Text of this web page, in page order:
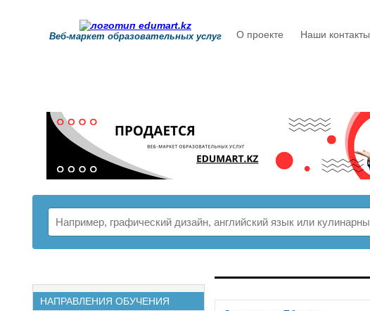
Веб-маркет образовательных услуг О проекте Наши контакты
НАПРАВЛЕНИЯ ОБУЧЕНИЯ